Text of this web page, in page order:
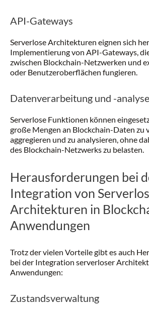
API-Gateways
Serverlose Architekturen eignen sich
Implementierung von API-Gateways,
zwischen Blockchain-Netzwerken und
oder Benutzeroberflächen fungieren.
Datenverarbeitung und -analyse
Serverlose Funktionen können
große Mengen an Blockchain-Daten zu
aggregieren und zu analysieren, ohne
des Blockchain-Netzwerks zu belasten.
Herausforderungen bei
Integration von
Architekturen in
Anwendungen
Trotz der vielen Vorteile gibt es auch
bei der Integration serverloser
Anwendungen:
Zustandsverwaltung